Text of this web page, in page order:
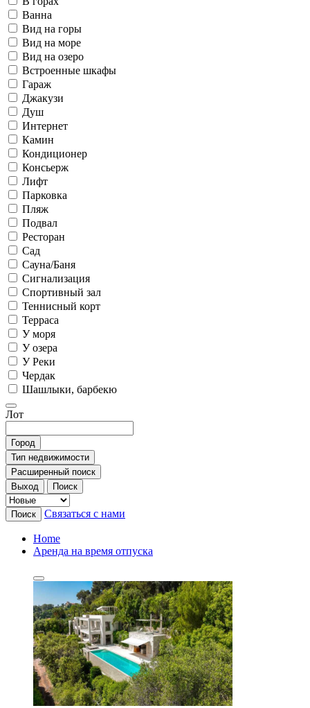
Ванна
Вид на горы
Вид на море
Вид на озеро
Встроенные шкафы
Гараж
Джакузи
Душ
Интернет
Камин
Кондиционер
Консьерж
Лифт
Парковка
Пляж
Подвал
Ресторан
Сад
Сауна/Баня
Сигнализация
Спортивный зал
Теннисный корт
Терраса
У моря
У озера
У Реки
Чердак
Шашлыки, барбекю
Лот
Город
Тип недвижимости
Расширенный поиск
Выход
Поиск
Поиск Связаться с нами
Home
Аренда на время отпуска